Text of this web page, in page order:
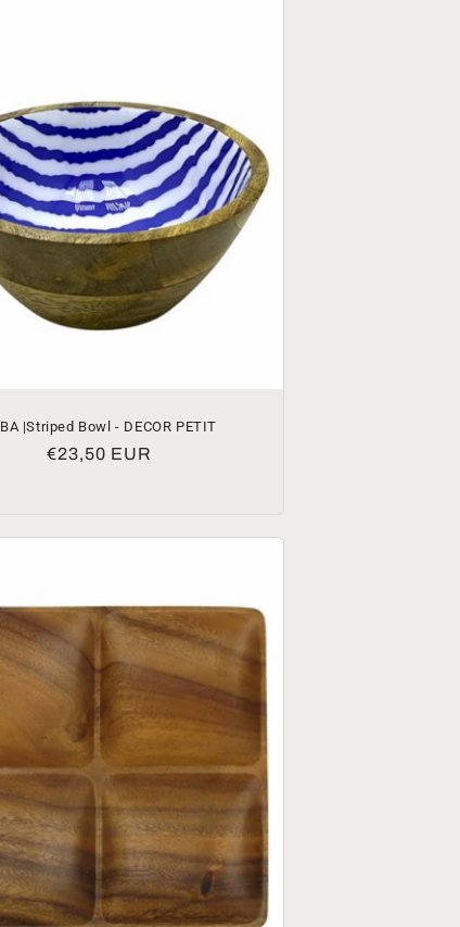
|Striped Bowl - DECOR PETIT
Normaler
€23,50 EUR